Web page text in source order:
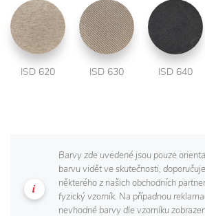
ISD 620 ISD 630 ISD 640
Barvy zde uvedené jsou pouze
barvu vidět ve skutečnosti,
některého z našich obchodních
fyzický vzorník. Na případnou
nevhodné barvy dle vzorníku